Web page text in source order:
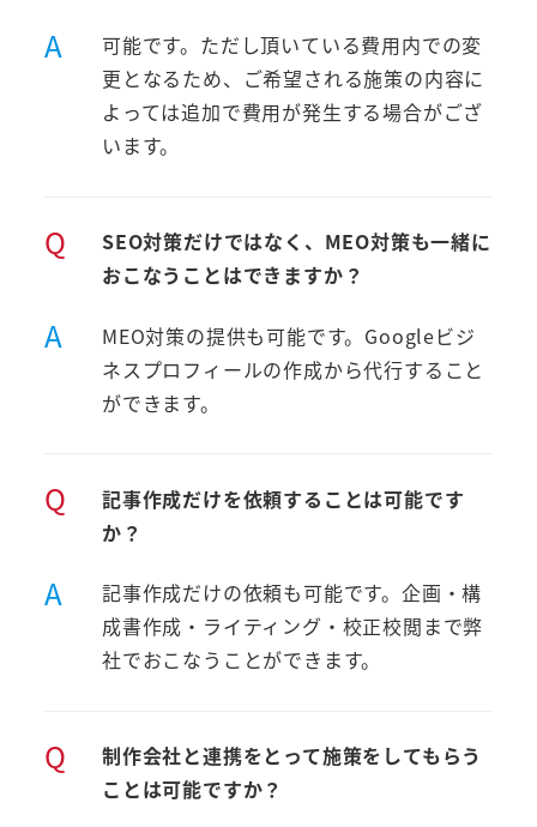
A
可能です。ただし頂いている費用内での変
更となるため、ご希望される施策の内容に
よっては追加で費用が発生する場合がござ
います。
Q
SEO対策だけではなく、MEO対策も一緒に
おこなうことはできますか？
A
MEO対策の提供も可能です。Googleビジ
ネスプロフィールの作成から代行すること
ができます。
Q
記事作成だけを依頼することは可能です
か？
A
記事作成だけの依頼も可能です。企画・構
成書作成・ライティング・校正校閲まで弊
社でおこなうことができます。
Q
制作会社と連携をとって施策をしてもらう
ことは可能ですか？